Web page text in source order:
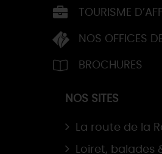
TOURISME
NOS OFFICES
BROCHURES
NOS SITES
La route de la
Loiret, balades